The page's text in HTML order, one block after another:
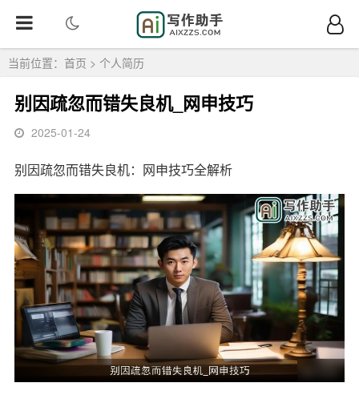
当前位置： 首页 > 个人简历
别因疏忽而错失良机_网申技巧
2025-01-24
别因疏忽而错失良机：网申技巧全解析